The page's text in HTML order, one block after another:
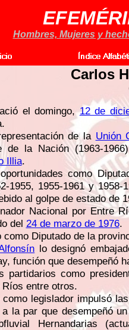
Hombres, Mujeres y
Carlos
el domingo,12 de
de la Unión
la Nación (1963-
Illia.
como
1955, 1955-1961 y 1958-
al golpe de estado de
Nacional por Entre
del 24 de marzo de 1976.
Diputado de la
lo designó
función que desempeñó
partidarios como
entre otros.
legislador impulsó
la par que desempeñó
Hernandarias